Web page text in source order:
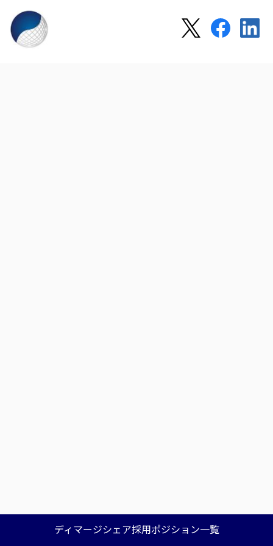
ディマージシェア採用ポジション一覧